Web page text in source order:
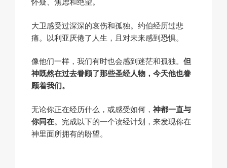
大卫感受过深深的哀伤和孤独。约伯经历过悲
痛。以利亚厌倦了人生，且对未来感到恐惧。
像他们一样，我们有时也会感到迷茫和孤独。 但
神既然在过去眷顾了那些圣经人物，今天他也眷
顾着我们。
无论你正在经历什么，或感受如何， 神都一直与
你同在。完成以下的一个读经计划，来发现你在
神里面所拥有的盼望。